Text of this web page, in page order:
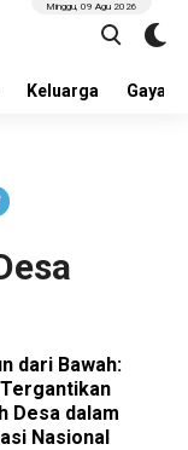
Keluarga Gaya
Minggu, 09 Agu 2026
dari Bawah:
Desa dalam
Nasional